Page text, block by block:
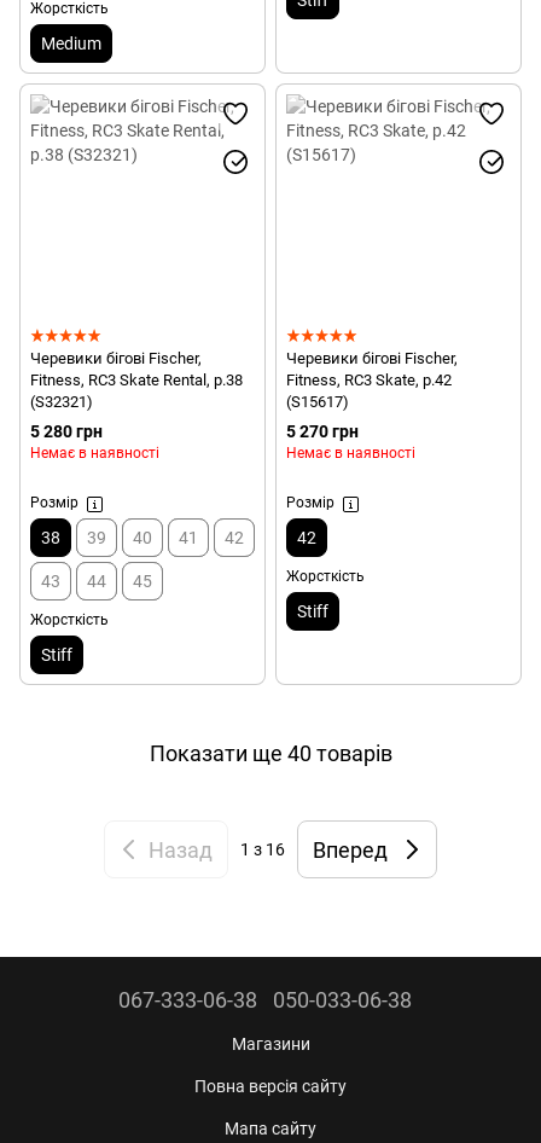
Жорсткість
Medium
Черевики бігові Fischer,
Fitness, RC3 Skate Rental, р.38
(S32321)
5 280 грн
Немає в наявності
Розмір
38 39 40 41 42
43 44 45
Жорсткість
Stiff
Черевики бігові Fischer,
Fitness, RC3 Skate, р.42
(S15617)
5 270 грн
Немає в наявності
Розмір
42
Жорсткість
Stiff
Показати ще 40 товарів
Назад 1 з 16 Вперед
067-333-06-38 050-033-06-38
Магазини
Повна версія сайту
Мапа сайту